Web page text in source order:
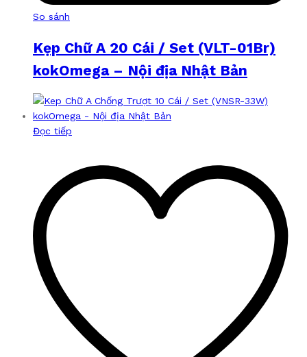
So sánh
Kẹp Chữ A 20 Cái / Set (VLT-01Br)
kokOmega – Nội địa Nhật Bản
Đọc tiếp